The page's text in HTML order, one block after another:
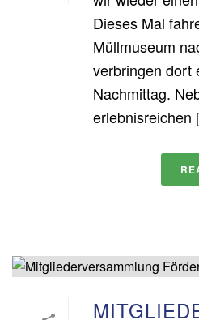
Dieses Mal
Müllmuseum
verbringen dort
Nachmittag.
erlebnisreichen